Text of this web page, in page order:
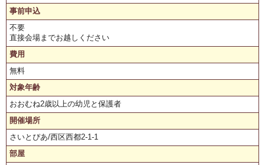
事前申込
不要
直接会場までお越しください
費用
無料
対象年齢
おおむね2歳以上の幼児と保護者
開催場所
さいとぴあ/西区西都2-1-1
部屋